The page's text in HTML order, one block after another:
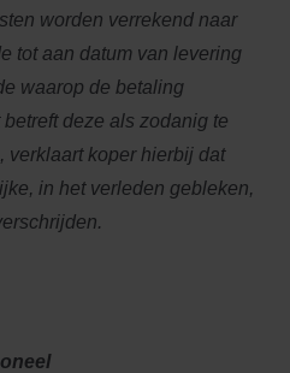
worden verrekend naar
tot aan datum van levering
waarop de betaling
deze als zodanig te
verklaart koper hierbij dat
in het verleden gebleken,